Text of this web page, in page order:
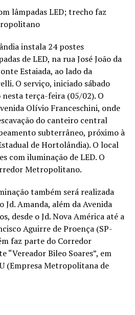
lâmpadas LED; trecho faz
instala 24 postes
de LED, na rua José João da
Estaiada, ao lado da
O serviço, iniciado sábado
terça-feira (05/02). O
Olívio Franceschini, onde
do canteiro central
subterrâneo, próximo à
de Hortolândia). O local
com iluminação de LED. O
Metropolitano.
também será realizada
Jd. Amanda, além da Avenida
desde o Jd. Nova América até a
Aguirre de Proença (SP-
faz parte do Corredor
Bileo Soares”, em
(Empresa Metropolitana de